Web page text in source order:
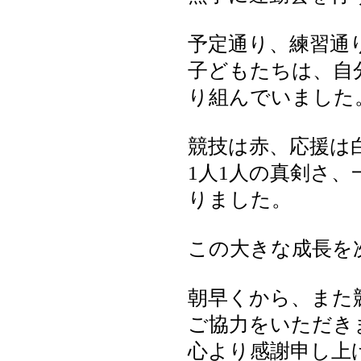
予定通り、練習通
子どもたちは、自
り組んでいました
競技は赤、応援は
1人1人の真剣さ
りました。
この大きな成長
朝早くから、また
ご協力をいただき
心より感謝申し